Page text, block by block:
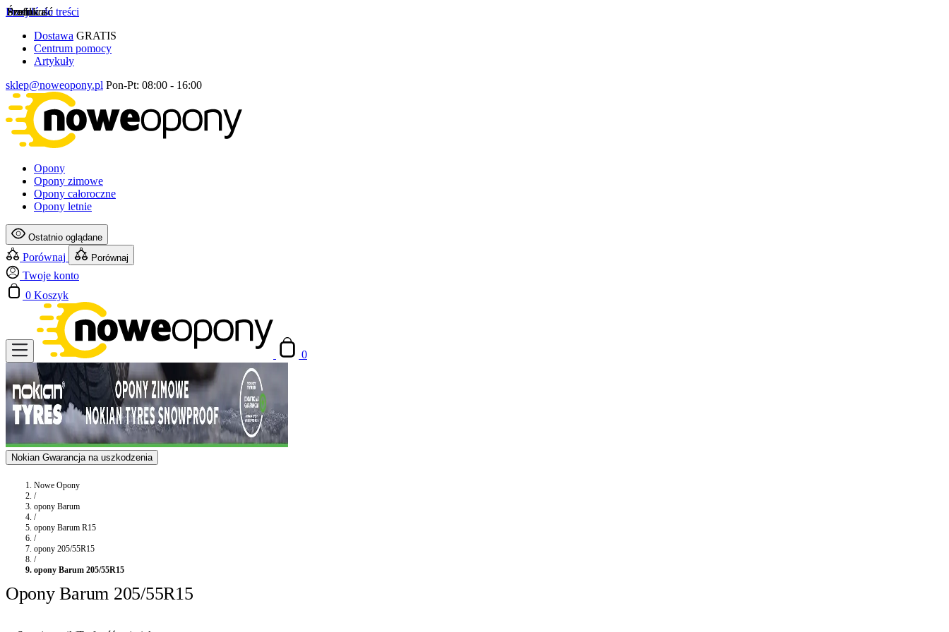
Przejdź do treści
Dostawa GRATIS
Centrum pomocy
Artykuły
sklep@noweopony.pl Pon-Pt: 08:00 - 16:00
Opony
Opony zimowe
Opony całoroczne
Opony letnie
Ostatnio oglądane
Porównaj Porównaj
Twoje konto
0 Koszyk
0
Nokian Gwarancja na uszkodzenia
Nowe Opony
/
opony Barum
/
opony Barum R15
/
opony 205/55R15
/
opony Barum 205/55R15
Opony Barum 205/55R15
Szerokość
Profil
Średnica